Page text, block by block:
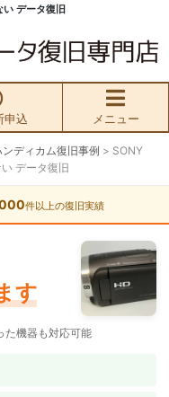
データ復旧
申込 メニュー
ディカム復旧事例 > SONY
データ復旧
件以上の復旧実績
す
た機器も対応可能